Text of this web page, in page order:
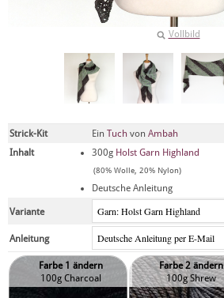
Vollbild
Strick-Kit Ein Tuch von Ambah
Inhalt
300g Holst Garn Highland
(80% Wolle, 20% Nylon)
Deutsche Anleitung
Variante
Anleitung
Farbe 1 ändern
100g Charcoal
Farbe 2 ändern
100g Shrew